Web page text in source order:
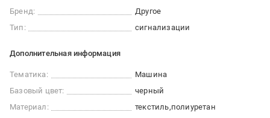
Бренд:
Другое
Тип:
сигнализации
Дополнительная информация
Тематика:
Машина
Базовый цвет:
черный
Материал:
текстиль полиуретан